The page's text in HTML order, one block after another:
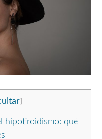
hipotiroidismo: qué